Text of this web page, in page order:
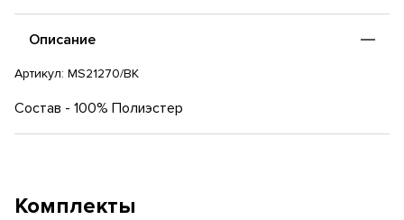
создают оригинальный стиль изделия. Шорты подходят для
Описание
Артикул: MS21270/BK
Состав - 100% Полиэстер
Комплекты